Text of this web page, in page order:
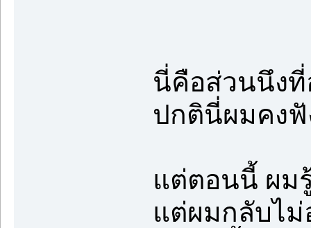
นี่คือส่วนนึงที่
ปกตินี่ผมคงฟั
แต่ตอนนี้ ผม
แต่ผมกลับไ